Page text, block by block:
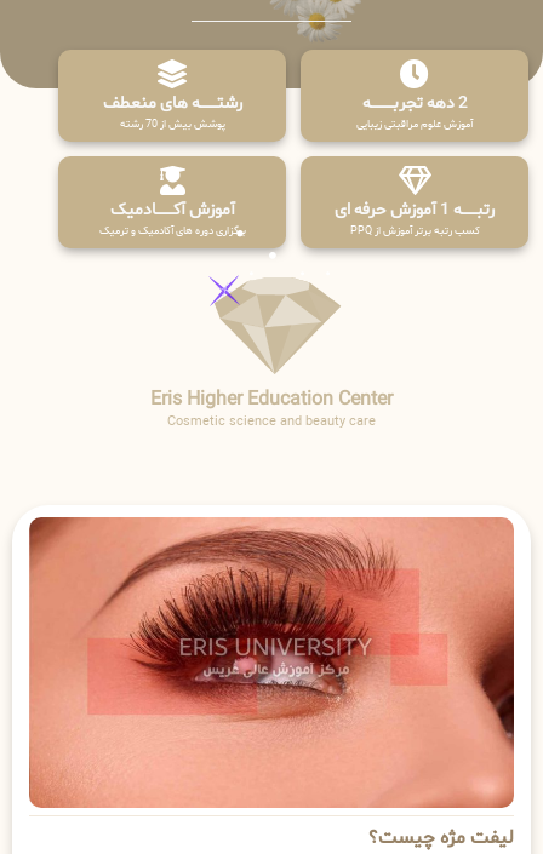
2 دهه تجربـــــــــه
آموزش علوم مراقبتی زیبایی
رشتـــــــه های منعطف
پوشش بیش از 70 رشته
رتبــــــه 1 آموزش حرفه ای
کسب رتبه برتر آموزش از PPQ
آموزش آکـــــــادمیک
برگزاری دوره های آکادمیک و ترمیک
Eris Higher Education Center
Cosmetic science and beauty care
لیفت مژه چیست؟